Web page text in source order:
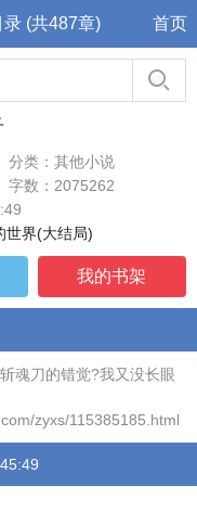
(共487章) 首页
分类：其他小说
字数：2075262
世界(大结局)
我的书架
魂刀的错觉?我又没长眼
zyxs/115385185.html